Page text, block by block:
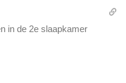
in de 2e slaapkamer